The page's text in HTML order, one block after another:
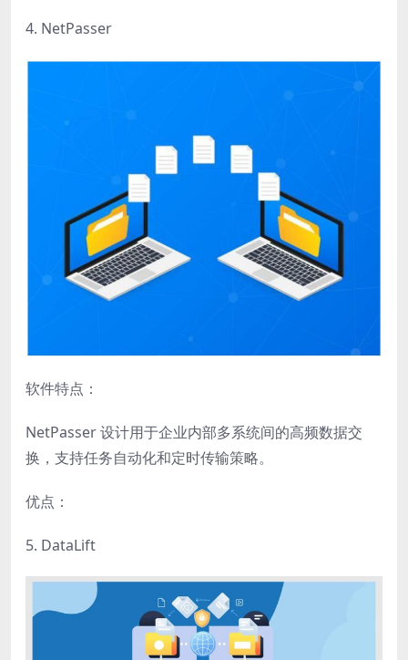
4. NetPasser
软件特点：
NetPasser 设计用于企业内部多系统间的高频数据交
换，支持任务自动化和定时传输策略。
优点：
5. DataLift